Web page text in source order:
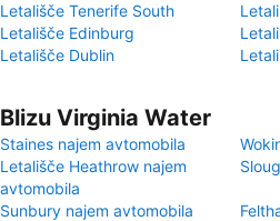
Letališče Tenerife South
Letališče Edinburg
Letališče Dublin
Blizu Virginia Water
Staines najem avtomobila
Letališče Heathrow najem
avtomobila
Sunbury najem avtomobila